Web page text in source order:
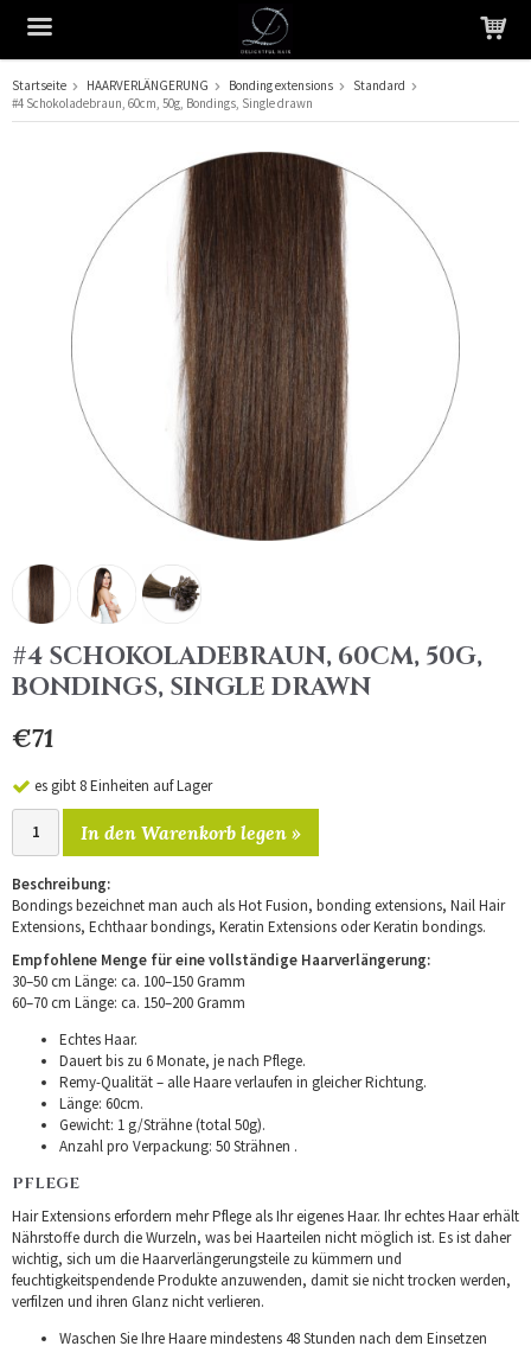
Das Produkt wurde in Ihren Warenkorb gelegt
Startseite HAARVERLÄNGERUNG Bonding extensions
Standard
#4 Schokoladebraun, 60cm, 50g, Bondings, Single drawn
#4 SCHOKOLADEBRAUN, 60CM, 50G,
BONDINGS, SINGLE DRAWN
€71
es gibt 8 Einheiten auf Lager
In den Warenkorb legen »
Beschreibung:
Bondings bezeichnet man auch als Hot Fusion, bonding extensions, Nail Hair
Extensions, Echthaar bondings, Keratin Extensions oder Keratin bondings.
Empfohlene Menge für eine vollständige Haarverlängerung:
30–50 cm Länge: ca. 100–150 Gramm
60–70 cm Länge: ca. 150–200 Gramm
Echtes Haar.
Dauert bis zu 6 Monate, je nach Pflege.
Remy-Qualität – alle Haare verlaufen in gleicher Richtung.
Länge: 60cm.
Gewicht: 1 g/Strähne (total 50g).
Anzahl pro Verpackung: 50 Strähnen .
PFLEGE
Hair Extensions erfordern mehr Pflege als Ihr eigenes Haar. Ihr echtes Haar erhält
Nährstoffe durch die Wurzeln, was bei Haarteilen nicht möglich ist. Es ist daher
wichtig, sich um die Haarverlängerungsteile zu kümmern und
feuchtigkeitspendende Produkte anzuwenden, damit sie nicht trocken werden,
verfilzen und ihren Glanz nicht verlieren.
Waschen Sie Ihre Haare mindestens 48 Stunden nach dem Einsetzen